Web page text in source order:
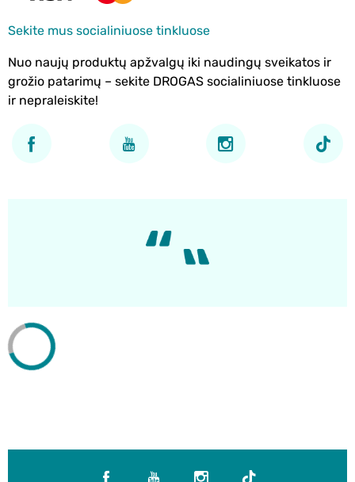
Sekite mus socialiniuose tinkluose
Nuo naujų produktų apžvalgų iki naudingų sveikatos ir
grožio patarimų – sekite DROGAS socialiniuose tinkluose
ir nepraleiskite!